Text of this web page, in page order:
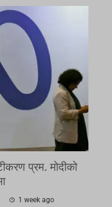
प्रम. मोदीको
1 week ago